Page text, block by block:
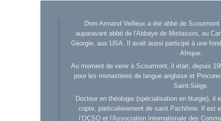
Dom Armand Veilleux a été abbé de
auparavant abbé de l'Abbaye de Mistassini, au
Géorgie, aux USA. Il avait aussi participé à une
Afrique.
Au moment de venir à Scourmont, il était, depuis
pour les monastères de langue anglaise et
Saint-Siège.
Docteur en théologie (spécialisation en liturgie), il
copte, particulièrement de saint Pachôme. Il est
l’OCSO et l'Association Internationale des